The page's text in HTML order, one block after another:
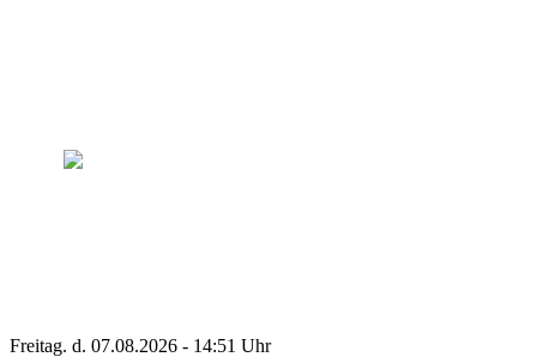
Freitag. d. 07.08.2026 - 14:51 Uhr